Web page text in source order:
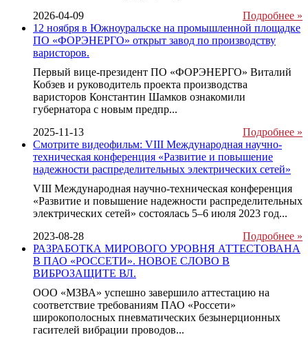
2026-04-09
Подробнее »
12 ноября в Южноуральске на промышленной площадке
ПО «ФОРЭНЕРГО» открыт завод по производству
варисторов.
Первый вице-президент ПО «ФОРЭНЕРГО» Виталий
Кобзев и руководитель проекта производства
варисторов Константин Шамков ознакомили
губернатора с новым предпр...
2025-11-13
Подробнее »
Смотрите видеофильм: VIII Международная научно-
техническая конференция «Развитие и повышение
надежности распределительных электрических сетей»
VIII Международная научно-техническая конференция
«Развитие и повышение надежности распределительных
электрических сетей» состоялась 5–6 июля 2023 год...
2023-08-28
Подробнее »
РАЗРАБОТКА МИРОВОГО УРОВНЯ АТТЕСТОВАНА
В ПАО «РОССЕТИ». НОВОЕ СЛОВО В
ВИБРОЗАЩИТЕ ВЛ.
ООО «МЗВА» успешно завершило аттестацию на
соответствие требованиям ПАО «Россети»
широкополосных пневматических безынерционных
гасителей вибрации проводов...